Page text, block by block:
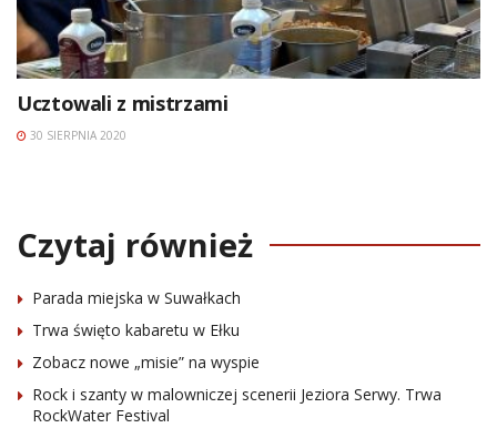
Ucztowali z mistrzami
30 SIERPNIA 2020
Czytaj również
Parada miejska w Suwałkach
Trwa święto kabaretu w Ełku
Zobacz nowe „misie” na wyspie
Rock i szanty w malowniczej scenerii Jeziora Serwy. Trwa
RockWater Festival